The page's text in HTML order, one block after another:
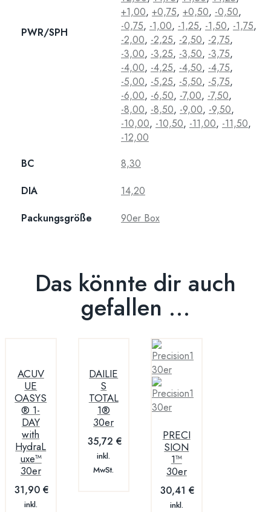
PWR/SPH
+1,00, +0,75, +0,50, -0,50,
-0,75, -1,00, -1,25, -1,50, -1,75,
-2,00, -2,25, -2,50, -2,75,
-3,00, -3,25, -3,50, -3,75,
-4,00, -4,25, -4,50, -4,75,
-5,00, -5,25, -5,50, -5,75,
-6,00, -6,50, -7,00, -7,50,
-8,00, -8,50, -9,00, -9,50,
-10,00, -10,50, -11,00, -11,50,
-12,00
BC
8,30
DIA
14,20
Packungsgröße
90er Box
Das könnte dir auch
gefallen …
ACUV
UE
OASYS
® 1-
DAY
with
HydraL
uxe™
30er
31,90 €
inkl.
DAILIE
S
TOTAL
1®
30er
35,72 €
inkl.
MwSt.
PRECI
SION
1™
30er
30,41 €
inkl.